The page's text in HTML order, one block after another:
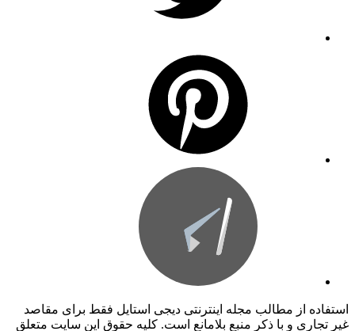
استفاده از مطالب مجله اینترنتی دیجی استایل فقط برای مقاصد
غیر تجاری و با ذکر منبع بلامانع است. کليه حقوق اين سايت متعلق